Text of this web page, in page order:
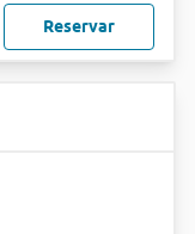
Reservar